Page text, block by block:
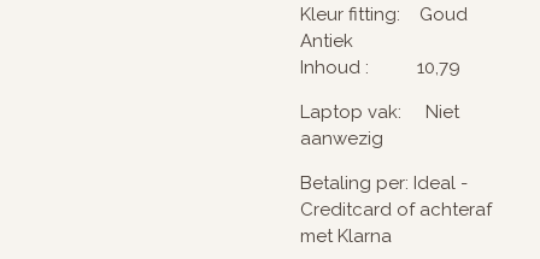
Kleur fitting: Goud
Antiek
Inhoud : 10,79
Laptop vak: Niet
aanwezig
Betaling per: Ideal -
Creditcard of achteraf
met Klarna